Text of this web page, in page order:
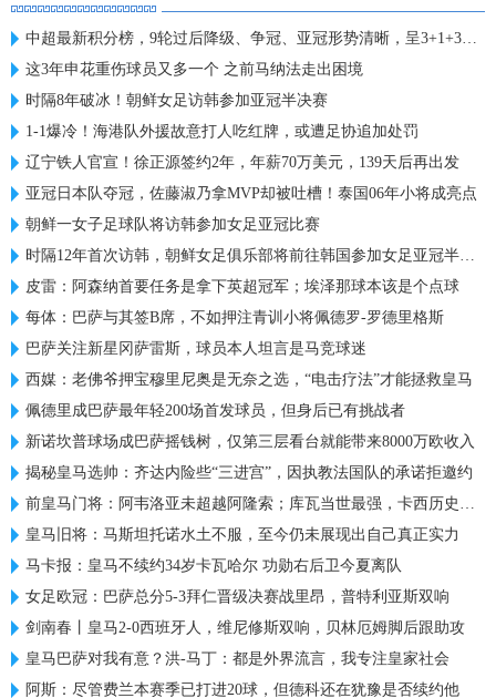
中超最新积分榜，9轮过后降级、争冠、亚冠形势清晰，呈3+1+3格局
这3年申花重伤球员又多一个 之前马纳法走出困境
时隔8年破冰！朝鲜女足访韩参加亚冠半决赛
1-1爆冷！海港队外援故意打人吃红牌，或遭足协追加处罚
辽宁铁人官宣！徐正源签约2年，年薪70万美元，139天后再出发
亚冠日本队夺冠，佐藤淑乃拿MVP却被吐槽！泰国06年小将成亮点
朝鲜一女子足球队将访韩参加女足亚冠比赛
时隔12年首次访韩，朝鲜女足俱乐部将前往韩国参加女足亚冠半决赛
皮雷：阿森纳首要任务是拿下英超冠军；埃泽那球本该是个点球
每体：巴萨与其签B席，不如押注青训小将佩德罗-罗德里格斯
巴萨关注新星冈萨雷斯，球员本人坦言是马竞球迷
西媒：老佛爷押宝穆里尼奥是无奈之选，“电击疗法”才能拯救皇马
佩德里成巴萨最年轻200场首发球员，但身后已有挑战者
新诺坎普球场成巴萨摇钱树，仅第三层看台就能带来8000万欧收入
揭秘皇马选帅：齐达内险些“三进宫”，因执教法国队的承诺拒邀约
前皇马门将：阿韦洛亚未超越阿隆索；库瓦当世最强，卡西历史最佳
皇马旧将：马斯坦托诺水土不服，至今仍未展现出自己真正实力
马卡报：皇马不续约34岁卡瓦哈尔 功勋右后卫今夏离队
女足欧冠：巴萨总分5-3拜仁晋级决赛战里昂，普特利亚斯双响
剑南春丨皇马2-0西班牙人，维尼修斯双响，贝林厄姆脚后跟助攻
皇马巴萨对我有意？洪-马丁：都是外界流言，我专注皇家社会
阿斯：尽管费兰本赛季已打进20球，但德科还在犹豫是否续约他